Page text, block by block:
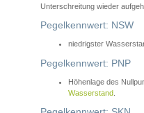
Unterschreitung wieder
Pegelkennwert: NSW
niedrigster
Pegelkennwert: PNP
Höhenlage des
Wasserstand